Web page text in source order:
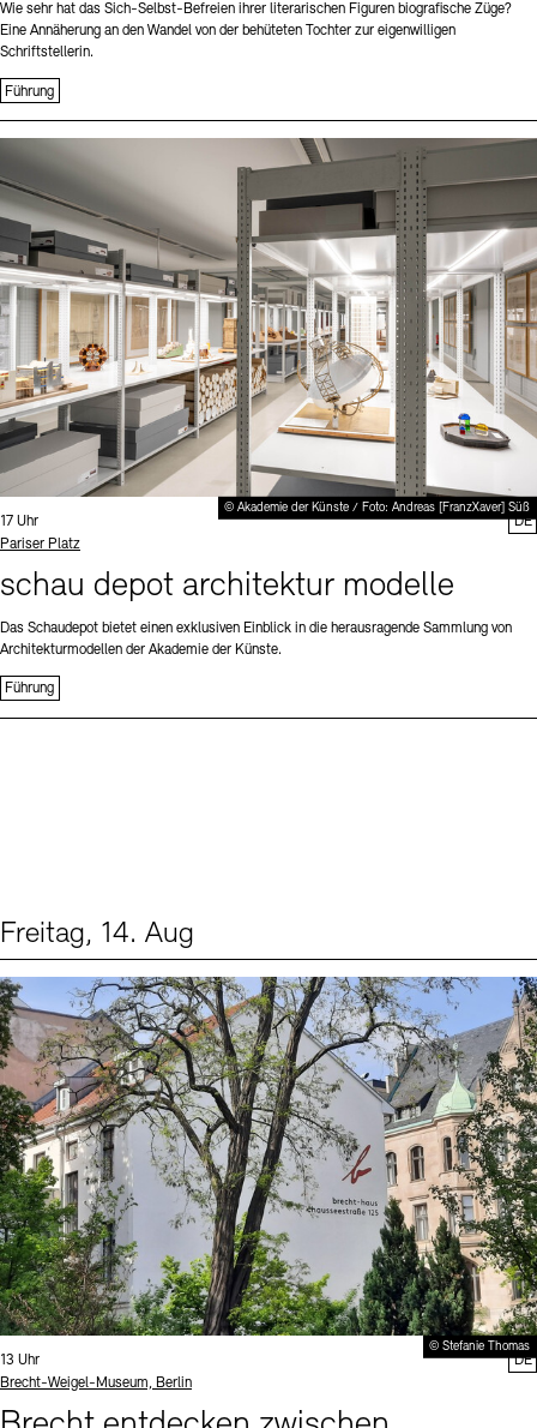
Wie sehr hat das Sich-Selbst-Befreien ihrer literarischen Figuren biografische Züge?
Eine Annäherung an den Wandel von der behüteten Tochter zur eigenwilligen
Schriftstellerin.
Führung
© Akademie der Künste / Foto: Andreas [FranzXaver] Süß
Uhrzeit:
17 Uhr
Standort
Pariser Platz
schau depot architektur modelle
Das Schaudepot bietet einen exklusiven Einblick in die herausragende Sammlung von
Architekturmodellen der Akademie der Künste.
Führung
DE
Freitag, 14. Aug
© Stefanie Thomas
Uhrzeit:
13 Uhr
Standort
Brecht-Weigel-Museum, Berlin
DE